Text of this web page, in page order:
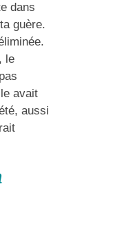
dans
guère.
le
avait
aussi